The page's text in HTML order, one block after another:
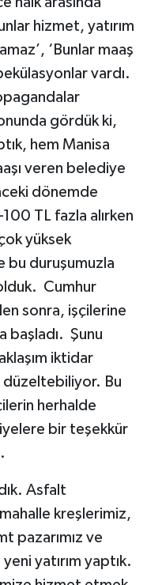
hizmet, yatırım
‘Bunlar maaş
vardı.
gördük ki,
hem Manisa
veren belediye
dönemde
TL fazla alırken
yüksek
bu duruşumuzla
Cumhur
sonra, işçilerine
başladı. Şunu
iktidar
düzeltebiliyor. Bu
herhalde
bir teşekkür
Asfalt
mahalle kreşlerimiz,
pazarımız ve
yatırım yaptık.